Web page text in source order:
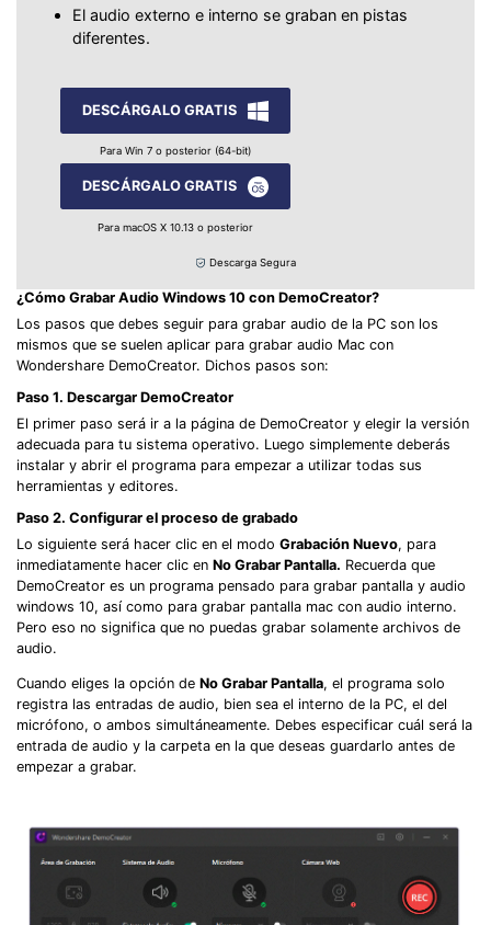
El audio externo e interno se graban en pistas
diferentes.
DESCÁRGALO GRATIS
Para Win 7 o posterior (64-bit)
DESCÁRGALO GRATIS
Para macOS X 10.13 o posterior
Descarga Segura
¿Cómo Grabar Audio Windows 10 con DemoCreator?
Los pasos que debes seguir para grabar audio de la PC son los
mismos que se suelen aplicar para grabar audio Mac con
Wondershare DemoCreator. Dichos pasos son:
Paso 1. Descargar DemoCreator
El primer paso será ir a la página de DemoCreator y elegir la versión
adecuada para tu sistema operativo. Luego simplemente deberás
instalar y abrir el programa para empezar a utilizar todas sus
herramientas y editores.
Paso 2. Configurar el proceso de grabado
Lo siguiente será hacer clic en el modo Grabación Nuevo, para
inmediatamente hacer clic en No Grabar Pantalla. Recuerda que
DemoCreator es un programa pensado para grabar pantalla y audio
windows 10, así como para grabar pantalla mac con audio interno.
Pero eso no significa que no puedas grabar solamente archivos de
audio.
Cuando eliges la opción de No Grabar Pantalla, el programa solo
registra las entradas de audio, bien sea el interno de la PC, el del
micrófono, o ambos simultáneamente. Debes especificar cuál será la
entrada de audio y la carpeta en la que deseas guardarlo antes de
empezar a grabar.